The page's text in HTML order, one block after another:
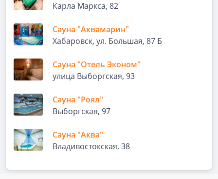
Карла Маркса, 82
Сауна "Аквамарин"
Хабаровск, ул. Большая, 87 Б
Сауна "Отель Эконом"
улица Выборгская, 93
Сауна "Роял"
Выборгская, 97
Сауна "Аква"
Владивостокская, 38